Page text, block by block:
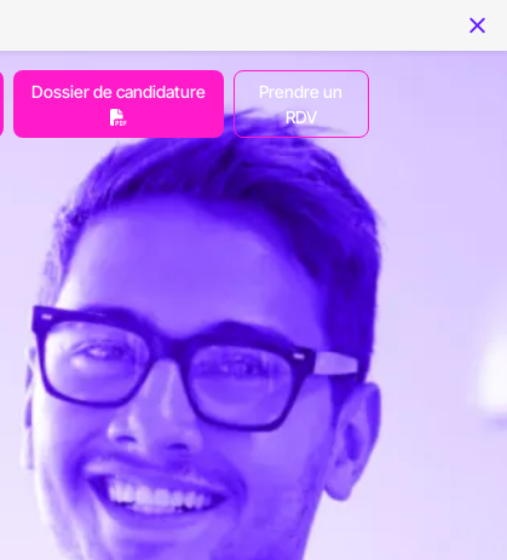
Dossier de candidature
Prendre un
RDV